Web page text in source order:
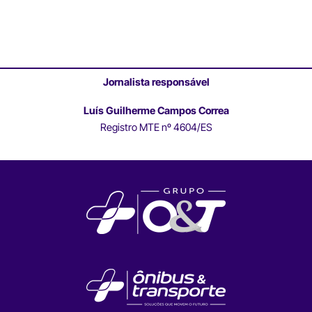
Jornalista responsável
Luís Guilherme Campos Correa
Registro MTE nº 4604/ES